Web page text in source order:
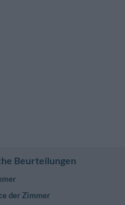
Beurteilungen
der Zimmer